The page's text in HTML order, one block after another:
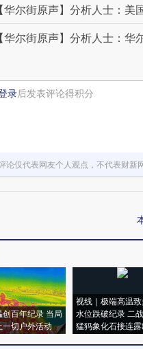
华尔街原声】分析人士：美
华尔街原声】分析人士：华
录后发表评论得积分
论仅代表网友个人观点，不代表财新
创百年纪录 当局
一切户外活动
视线｜极端高温
水位跌破纪录 二
猛犸象化石接连露